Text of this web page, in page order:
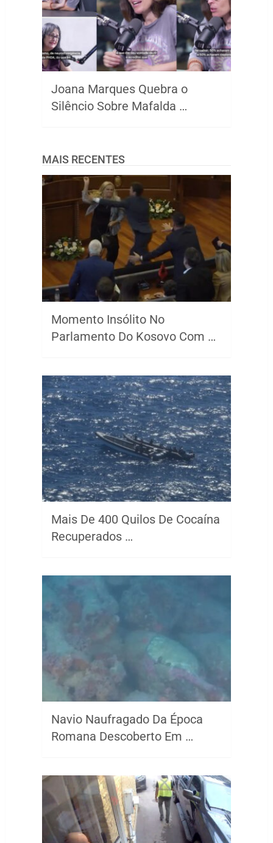
Joana Marques Quebra o
Silêncio Sobre Mafalda …
MAIS RECENTES
Momento Insólito No
Parlamento Do Kosovo Com …
Mais De 400 Quilos De Cocaína
Recuperados …
Navio Naufragado Da Época
Romana Descoberto Em …